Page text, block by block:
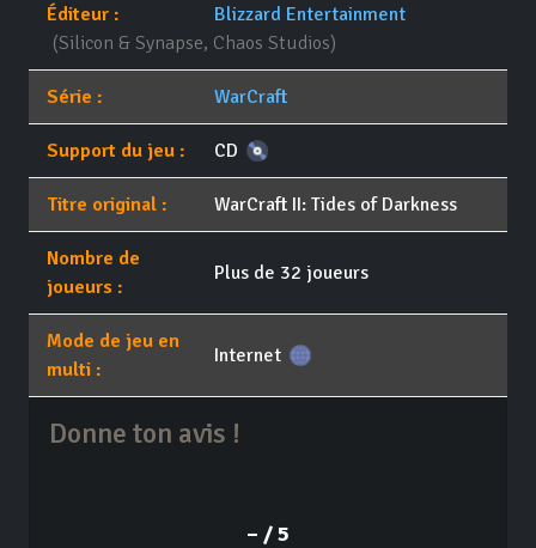
Éditeur :
Blizzard Entertainment
(Silicon & Synapse, Chaos Studios)
Série : WarCraft
Support du jeu : CD
Titre original : WarCraft II: Tides of Darkness
Nombre de
joueurs :
Plus de 32 joueurs
Mode de jeu en
multi :
Internet
Donne ton avis !
– / 5